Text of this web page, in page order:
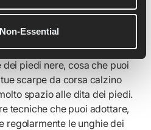
Essential
colorato che sicuramente
Non ci credo proprio
è comunque quello di
piedi nere, cosa che puoi
scarpe da corsa calzino
spazio alle dita dei piedi.
tecniche che puoi adottare,
regolarmente le unghie dei